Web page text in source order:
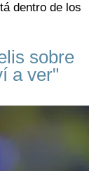
dentro de los
sobre
a ver"